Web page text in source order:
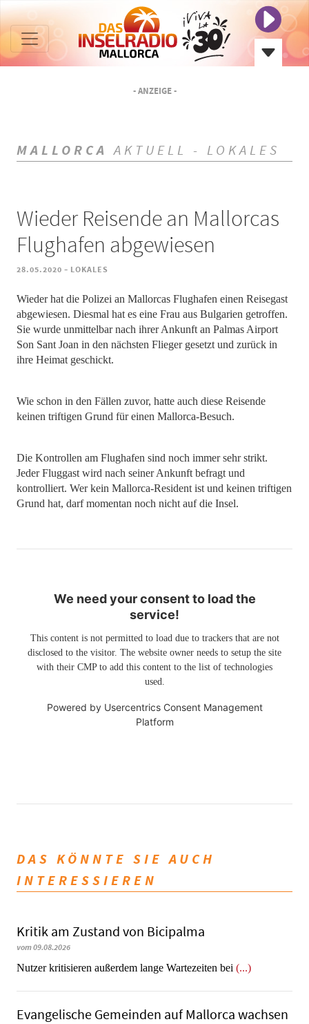
- ANZEIGE -
MALLORCA AKTUELL - LOKALES
Wieder Reisende an Mallorcas
Flughafen abgewiesen
28.05.2020 - LOKALES
Wieder hat die Polizei an Mallorcas Flughafen einen Reisegast
abgewiesen. Diesmal hat es eine Frau aus Bulgarien getroffen.
Sie wurde unmittelbar nach ihrer Ankunft an Palmas Airport
Son Sant Joan in den nächsten Flieger gesetzt und zurück in
ihre Heimat geschickt.
Wie schon in den Fällen zuvor, hatte auch diese Reisende
keinen triftigen Grund für einen Mallorca-Besuch.
Die Kontrollen am Flughafen sind noch immer sehr strikt.
Jeder Fluggast wird nach seiner Ankunft befragt und
kontrolliert. Wer kein Mallorca-Resident ist und keinen triftigen
Grund hat, darf momentan noch nicht auf die Insel.
We need your consent to load the
service!
This content is not permitted to load due to trackers that are not
disclosed to the visitor. The website owner needs to setup the site
with their CMP to add this content to the list of technologies
used.
Powered by Usercentrics Consent Management
Platform
DAS KÖNNTE SIE AUCH
INTERESSIEREN
Kritik am Zustand von Bicipalma
vom 09.08.2026
Nutzer kritisieren außerdem lange Wartezeiten bei (...)
Evangelische Gemeinden auf Mallorca wachsen